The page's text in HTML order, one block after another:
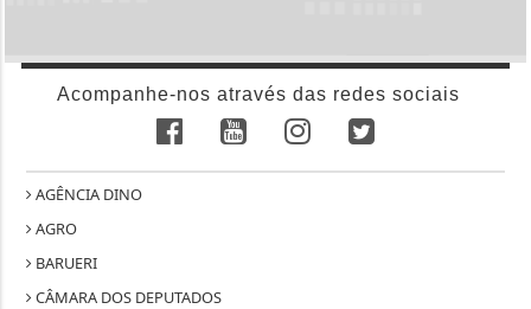
Acompanhe-nos através das redes sociais
AGÊNCIA DINO
AGRO
BARUERI
CÂMARA DOS DEPUTADOS